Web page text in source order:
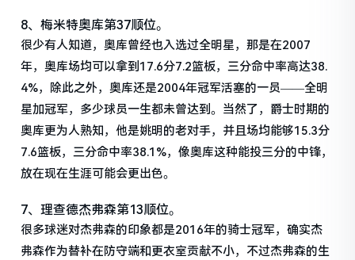
8、梅米特奥库第37顺位。
很少有人知道，奥库曾经也入选过全明星，那是在2007
年，奥库场均可以拿到17.6分7.2篮板，三分命中率高达38.
4%，除此之外，奥库还是2004年冠军活塞的一员——全明
星加冠军，多少球员一生都未曾达到。当然了，爵士时期的
奥库更为人熟知，他是姚明的老对手，并且场均能够15.3分
7.6篮板，三分命中率38.1%，像奥库这种能投三分的中锋，
放在现在生涯可能会更出色。
7、理查德杰弗森第13顺位。
很多球迷对杰弗森的印象都是2016年的骑士冠军，确实杰
弗森作为替补在防守端和更衣室贡献不小，不过杰弗森的生